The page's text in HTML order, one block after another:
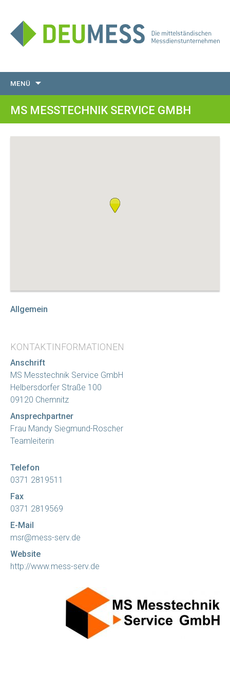
MENÜ
MS MESSTECHNIK SERVICE GMBH
Allgemein
KONTAKTINFORMATIONEN
Anschrift
MS Messtechnik Service GmbH
Helbersdorfer Straße 100
09120 Chemnitz
Ansprechpartner
Frau Mandy Siegmund-Roscher
Teamleiterin
Telefon
0371 2819511
Fax
0371 2819569
E-Mail
msr@mess-serv.de
Website
http://www.mess-serv.de